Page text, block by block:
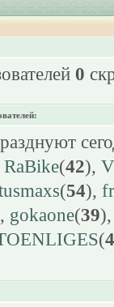
0
RaBike(42),
(54),
gokaone(39
(